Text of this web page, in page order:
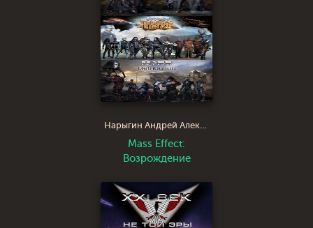
Нарыгин Андрей Александрович
Mass Effect:
Возрождение